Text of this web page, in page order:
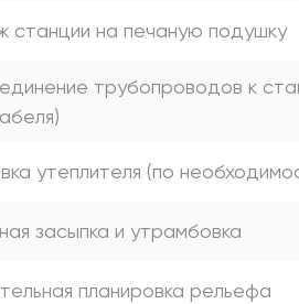
станции на печаную подушку
трубопроводов к
утеплителя (по
засыпка и утрамбовка
планировка рельефа